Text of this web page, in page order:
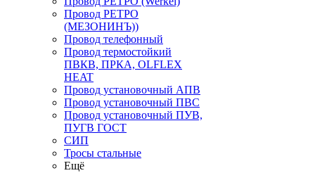
Провод РЕТРО
(МЕЗОНИНЪ))
Провод телефонный
Провод термостойкий
ПВКВ, ПРКА, OLFLEX
HEAT
Провод установочный АПВ
Провод установочный ПВС
Провод установочный ПУВ,
ПУГВ ГОСТ
СИП
Тросы стальные
Ещё